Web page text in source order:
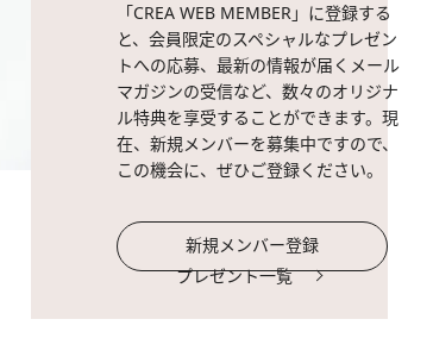
「CREA WEB MEMBER」に登録する
と、会員限定のスペシャルなプレゼン
トへの応募、最新の情報が届くメール
マガジンの受信など、数々のオリジナ
ル特典を享受することができます。現
在、新規メンバーを募集中ですので、
この機会に、ぜひご登録ください。
新規メンバー登録
プレゼント一覧